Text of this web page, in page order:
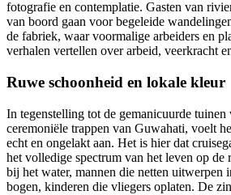
fotografie en contemplatie. Gasten van
van boord gaan voor begeleide
de fabriek, waar voormalige arbeiders en
verhalen vertellen over arbeid, veerkracht
Ruwe schoonheid en lokale kleur
In tegenstelling tot de gemanicuurde tuinen
ceremoniële trappen van Guwahati, voelt
echt en ongelakt aan. Het is hier dat
het volledige spectrum van het leven op de
bij het water, mannen die netten uitwerpen
bogen, kinderen die vliegers oplaten. De